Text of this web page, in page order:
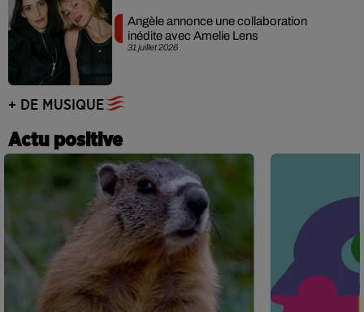
31 juillet 2026
Angèle annonce une collaboration
inédite avec Amelie Lens
+ DE MUSIQUE
Actu positive